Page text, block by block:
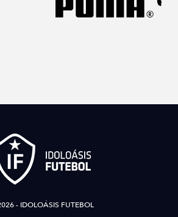
- IDOLOÁSIS FUTEBOL